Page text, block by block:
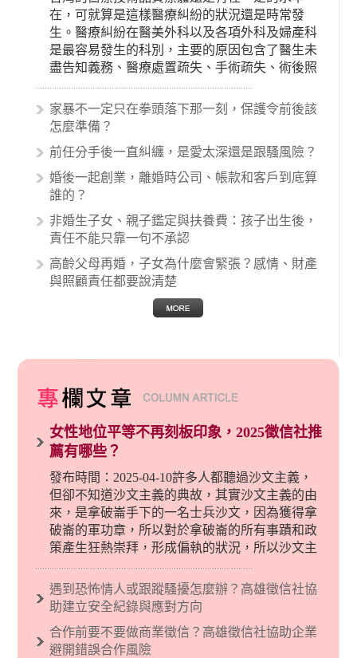
在，可就算是這樣醫療糾紛的狀況還是時常發
生。醫療糾紛在醫美外科以及各項外科及婦產科
是最容易發生的科別，主要的原因包含了醫生未
盡告知義務、醫療處置疏失、手術疏失、術後照
顧失當、醫療費用的收取。雖然醫學進步，但醫
生與病患之間引起的糾紛還是經常發生。很多案
例中最後都走向訴訟流程，我們如果不幸遇到相
的內容其實非常多，有些案例…
家暴不一定只在拳頭落下那一刻，保護令前後該
怎麼準備？
前任分手後一直糾纏，是愛太深還是跟騷風險？
婚後一起創業，離婚時公司、帳款和客戶到底算
誰的？
非婚生子女、親子鑑定與扶養費：孩子出生後，
責任不能只靠一句不承認
高齡父母再婚，子女為什麼會緊張？感情、財產
與照顧責任都要說清楚
女性地位平等不再刻板印象，2025徵信社推
薦有哪些？
發布時間：2025-04-10許多人都聽過沙文主義，
但卻不知道沙文主義的典故，其實沙文主義的由
來，是拿破崙手下的一名士兵沙文，因為獲得拿
破崙的軍功章，所以對於拿破崙的所有事蹟和政
策產生狂熱崇拜，形成偏執的狀況，所以沙文主
義後來就被拿來暗指偏見和歧視，而且有沙文主
義傾向的人，通常對於自己的國家和民族有超強
烈的卓越感，因而瞧不起其他國家的人，所以沙
現了男性沙文…
遇到恐怖情人或跟蹤騷擾怎麼辦？高雄徵信社協
助建立安全紀錄與應對方向
合作前要不要做商業徵信？高雄徵信社協助企業
避開錯誤合作風險